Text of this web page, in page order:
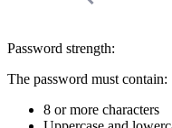
Password strength:
The password must contain:
8 or more characters